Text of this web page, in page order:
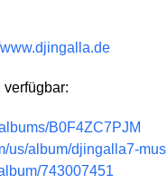
www.djingalla.de
B0F4ZC7PJM
us/album/djingalla7-
743007451